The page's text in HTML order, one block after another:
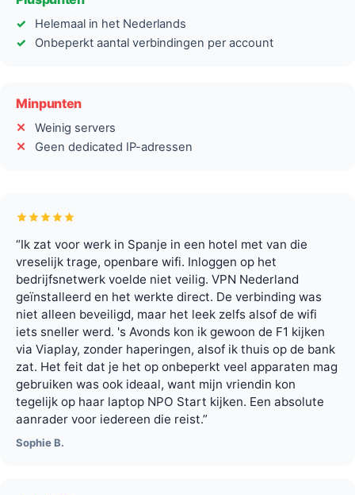
Helemaal in het Nederlands
Onbeperkt aantal verbindingen per account
Minpunten
Weinig servers
Geen dedicated IP-adressen
“Ik zat voor werk in Spanje in een hotel met van die
vreselijk trage, openbare wifi. Inloggen op het
bedrijfsnetwerk voelde niet veilig. VPN Nederland
geïnstalleerd en het werkte direct. De verbinding was
niet alleen beveiligd, maar het leek zelfs alsof de wifi
iets sneller werd. 's Avonds kon ik gewoon de F1 kijken
via Viaplay, zonder haperingen, alsof ik thuis op de bank
zat. Het feit dat je het op onbeperkt veel apparaten mag
gebruiken was ook ideaal, want mijn vriendin kon
tegelijk op haar laptop NPO Start kijken. Een absolute
aanrader voor iedereen die reist.”
Sophie B.